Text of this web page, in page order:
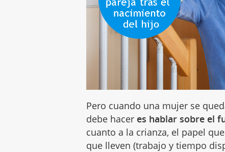
Pero cuando una mujer se
debe hacer es hablar sobre el
cuanto a la crianza, el papel
que lleven (trabajo y tiempo